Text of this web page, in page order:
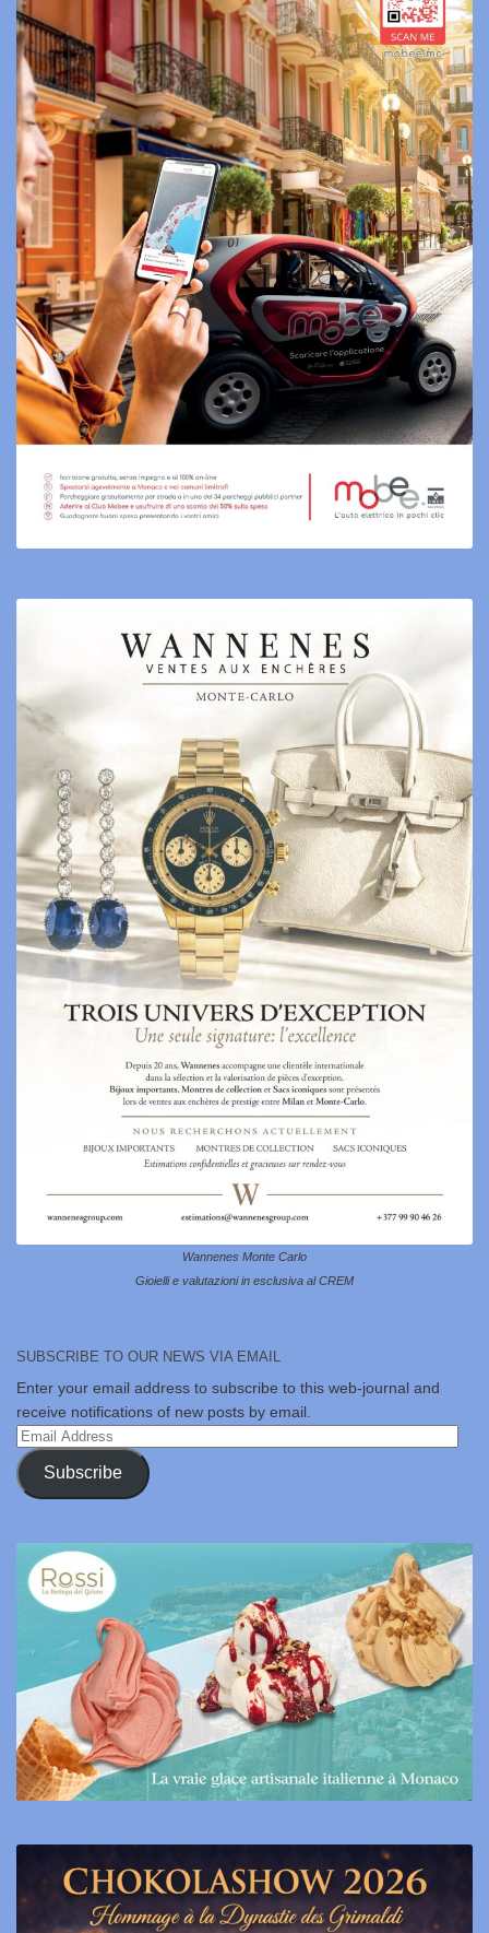
Wannenes Monte Carlo
Gioielli e valutazioni in esclusiva al CREM
SUBSCRIBE TO OUR NEWS VIA EMAIL
Enter your email address to subscribe to this web-journal and
receive notifications of new posts by email.
Email
Address
Subscribe